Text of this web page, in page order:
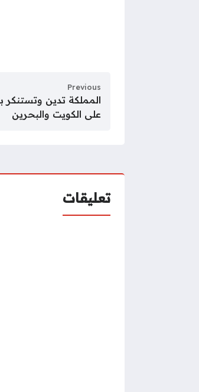
Previous
المملكة تدين وتستنكر
على الكويت والبحرين
تعليقات